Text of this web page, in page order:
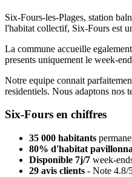
Six-Fours-les-Plages, station
l'habitat collectif, Six-Fours est
La commune accueille
presents uniquement le week-
Notre equipe connait
residentiels. Nous adaptons nos
Six-Fours en chiffres
35 000 habitants
80% d'habitat
Disponible 7j/7 week-
29 avis clients - Note 4.8/